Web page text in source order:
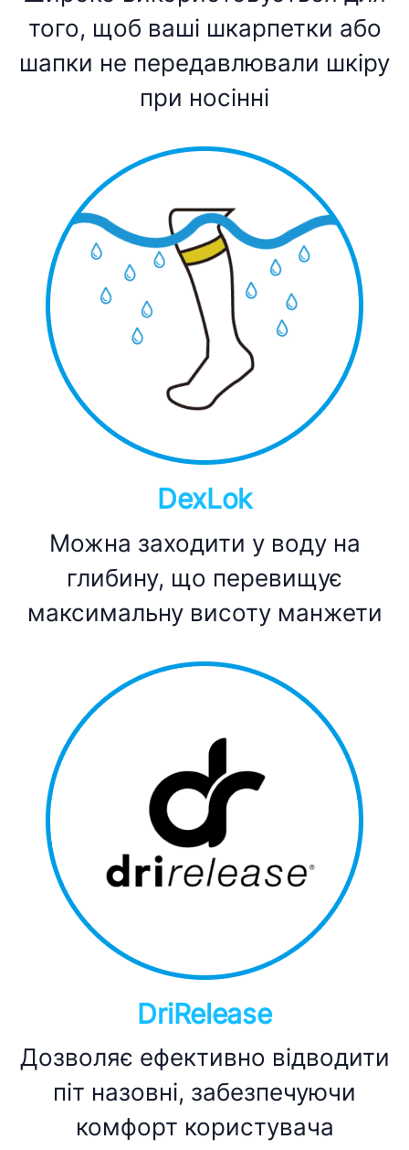
того, щоб ваші шкарпетки або
шапки не передавлювали шкіру
при носінні
DexLok
Можна заходити у воду на
глибину, що перевищує
максимальну висоту манжети
DriRelease
Дозволяє ефективно відводити
піт назовні, забезпечуючи
комфорт користувача